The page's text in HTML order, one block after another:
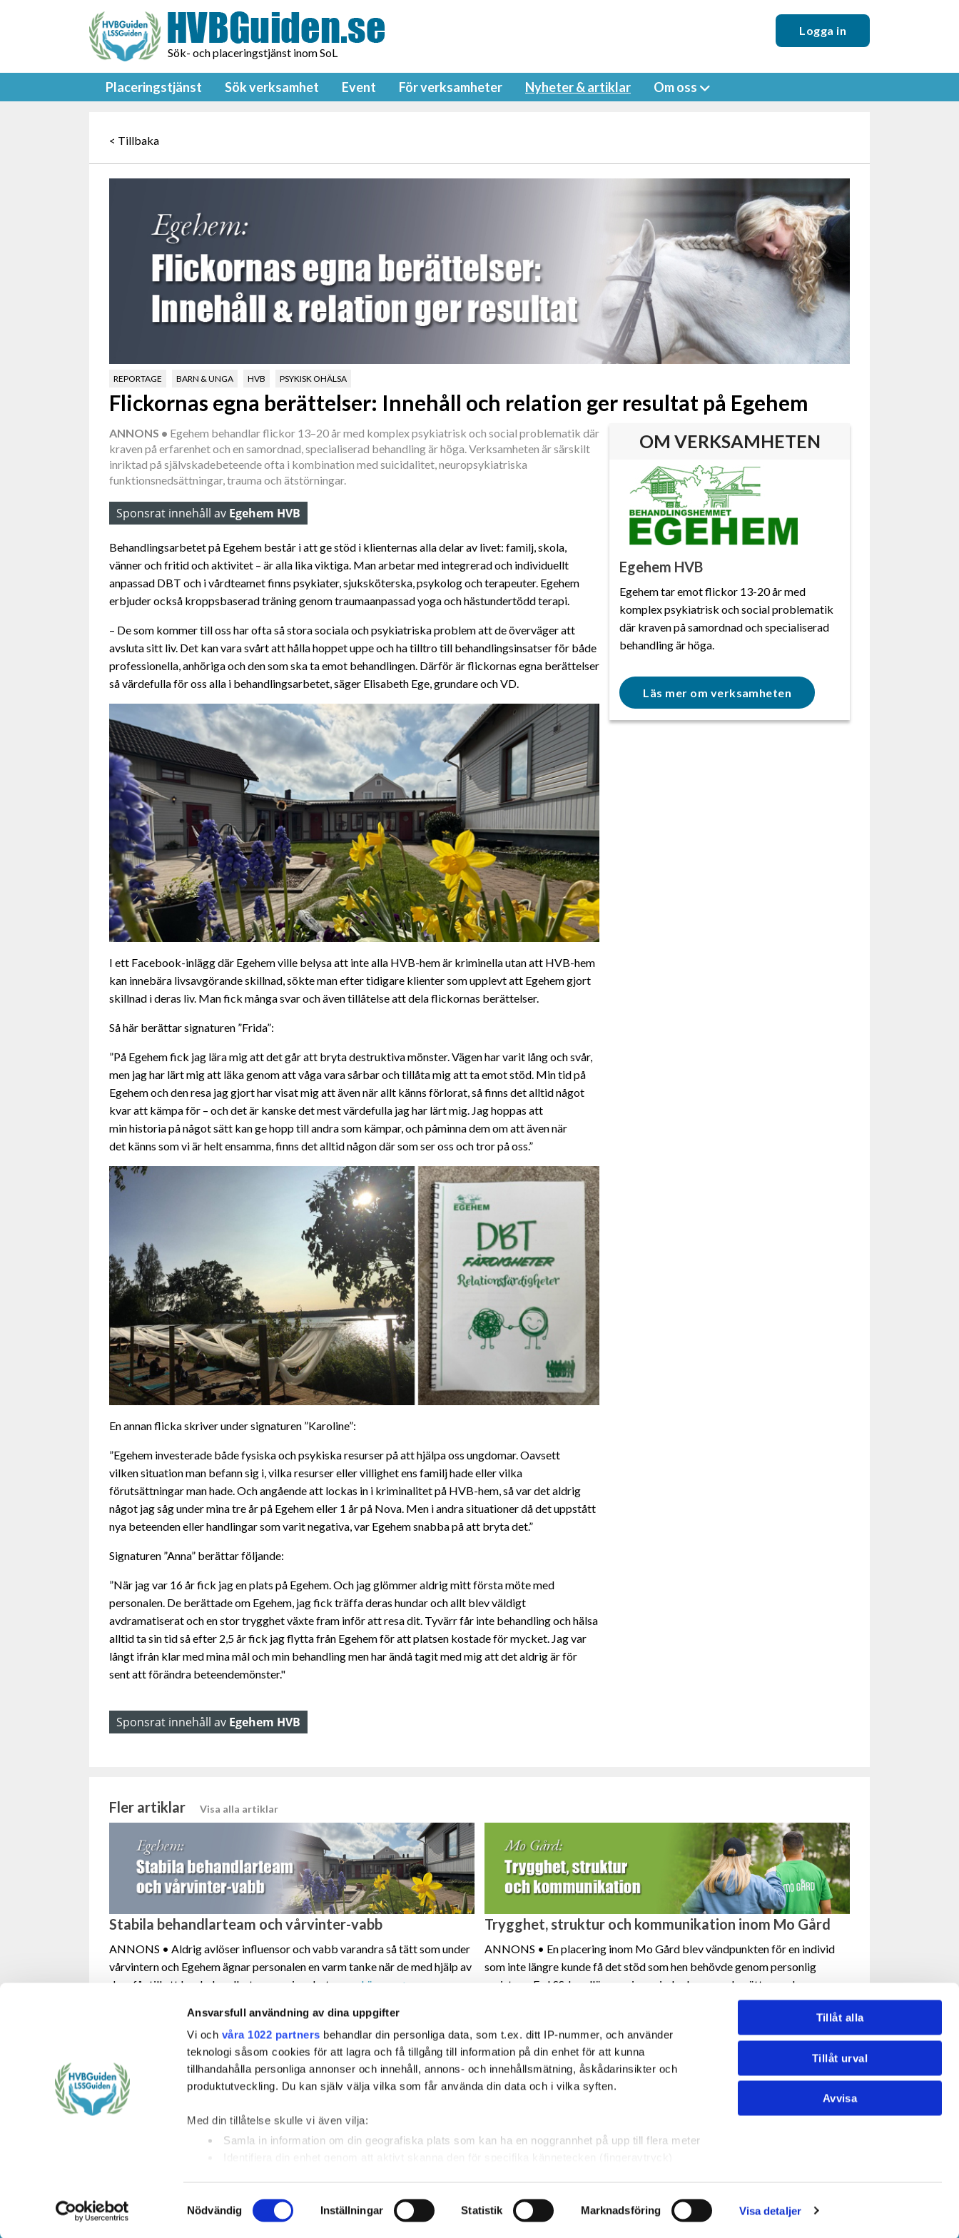
Ansvarsfull användning av dina uppgifter
Vi och våra 1022 partners behandlar din personliga data, som t.ex. ditt IP-nummer, och använder
teknologi såsom cookies för att lagra och få tillgång till information på din enhet för att kunna
tillhandahålla personliga annonser och innehåll, annons- och innehållsmätning, åskådarinsikter och
produktutveckling. Du kan själv välja vilka som får använda din data och i vilka syften.
Med din tillåtelse skulle vi även vilja:
Samla in information om din geografiska plats som kan ha en noggrannhet på upp till flera meter
Samtyckesval
Nödvändig Inställningar Statistik Marknadsföring Visa detaljer
Tillåt alla
Tillåt urval
Avvisa
Sök- och placeringstjänst inom SoL
Logga in
Placeringstjänst Sök verksamhet Event För verksamheter Nyheter & artiklar Om oss
< Tillbaka
REPORTAGE BARN & UNGA HVB PSYKISK OHÄLSA
Flickornas egna berättelser: Innehåll och relation ger resultat på Egehem
ANNONS • Egehem behandlar flickor 13–20 år med komplex psykiatrisk och social problematik där
kraven på erfarenhet och en samordnad, specialiserad behandling är höga. Verksamheten är särskilt
inriktad på självskadebeteende ofta i kombination med suicidalitet, neuropsykiatriska
funktionsnedsättningar, trauma och ätstörningar.
Sponsrat innehåll av Egehem HVB
Behandlingsarbetet på Egehem består i att ge stöd i klienternas alla delar av livet: familj, skola,
vänner och fritid och aktivitet – är alla lika viktiga. Man arbetar med integrerad och individuellt
anpassad DBT och i vårdteamet finns psykiater, sjuksköterska, psykolog och terapeuter. Egehem
erbjuder också kroppsbaserad träning genom traumaanpassad yoga och hästundertödd terapi.
– De som kommer till oss har ofta så stora sociala och psykiatriska problem att de överväger att
avsluta sitt liv. Det kan vara svårt att hålla hoppet uppe och ha tilltro till behandlingsinsatser för både
professionella, anhöriga och den som ska ta emot behandlingen. Därför är flickornas egna berättelser
så värdefulla för oss alla i behandlingsarbetet, säger Elisabeth Ege, grundare och VD.
I ett Facebook-inlägg där Egehem ville belysa att inte alla HVB-hem är kriminella utan att HVB-hem
kan innebära livsavgörande skillnad, sökte man efter tidigare klienter som upplevt att Egehem gjort
skillnad i deras liv. Man fick många svar och även tillåtelse att dela flickornas berättelser.
Så här berättar signaturen ”Frida”:
”På Egehem fick jag lära mig att det går att bryta destruktiva mönster. Vägen har varit lång och svår,
men jag har lärt mig att läka genom att våga vara sårbar och tillåta mig att ta emot stöd. Min tid på
Egehem och den resa jag gjort har visat mig att även när allt känns förlorat, så finns det alltid något
kvar att kämpa för – och det är kanske det mest värdefulla jag har lärt mig. Jag hoppas att
min historia på något sätt kan ge hopp till andra som kämpar, och påminna dem om att även när
det känns som vi är helt ensamma, finns det alltid någon där som ser oss och tror på oss.”
En annan flicka skriver under signaturen ”Karoline”:
”Egehem investerade både fysiska och psykiska resurser på att hjälpa oss ungdomar. Oavsett
vilken situation man befann sig i, vilka resurser eller villighet ens familj hade eller vilka
förutsättningar man hade. Och angående att lockas in i kriminalitet på HVB-hem, så var det aldrig
något jag såg under mina tre år på Egehem eller 1 år på Nova. Men i andra situationer då det uppstått
nya beteenden eller handlingar som varit negativa, var Egehem snabba på att bryta det.”
Signaturen ”Anna” berättar följande:
”När jag var 16 år fick jag en plats på Egehem. Och jag glömmer aldrig mitt första möte med
personalen. De berättade om Egehem, jag fick träffa deras hundar och allt blev väldigt
avdramatiserat och en stor trygghet växte fram inför att resa dit. Tyvärr får inte behandling och hälsa
alltid ta sin tid så efter 2,5 år fick jag flytta från Egehem för att platsen kostade för mycket. Jag var
långt ifrån klar med mina mål och min behandling men har ändå tagit med mig att det aldrig är för
sent att förändra beteendemönster."
Sponsrat innehåll av Egehem HVB
OM VERKSAMHETEN
Egehem HVB
Egehem tar emot flickor 13-20 år med
komplex psykiatrisk och social problematik
där kraven på samordnad och specialiserad
behandling är höga.
Läs mer om verksamheten
Fler artiklar Visa alla artiklar
Stabila behandlarteam och vårvinter-vabb
ANNONS • Aldrig avlöser influensor och vabb varandra så tätt som under
vårvintern och Egehem ägnar personalen en varm tanke när de med hjälp av
dem får till ett bra behandlarteam varje arbetspass. Läs mer
HVB
Trygghet, struktur och kommunikation inom Mo Gård
ANNONS • En placering inom Mo Gård blev vändpunkten för en individ
som inte längre kunde få det stöd som hen behövde genom personlig
assistans. En LSS-handläggare i en mindre kommun berättar om hur
placeringen blev en framgång. Med ett bemötande präglat av
meningsfull vardag.Läs mer
REPORTAGE LSS KOMMUNIKATION
Svärdvägen 11, 182 33 Danderyd
E-post:info@cura.se
Telefon: 08-459 24 20
HVBGuiden.se
FÖLJ OSS
Facebook
LinkedIn
Placeringsförfrågan
Våra tjänster